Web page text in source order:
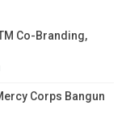
Co-Branding,
Corps Bangun